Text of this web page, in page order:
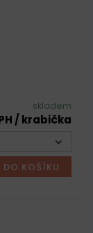
skladem
/ krabička
DO KOŠÍKU